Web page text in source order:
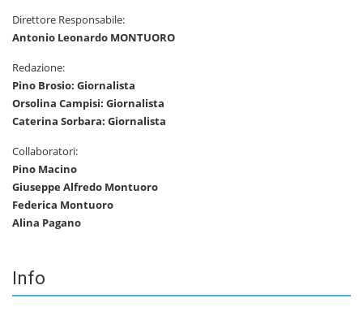
Direttore Responsabile:
Antonio Leonardo MONTUORO
Redazione:
Pino Brosio: Giornalista
Orsolina Campisi: Giornalista
Caterina Sorbara: Giornalista
Collaboratori:
Pino Macino
Giuseppe Alfredo Montuoro
Federica Montuoro
Alina Pagano
Info